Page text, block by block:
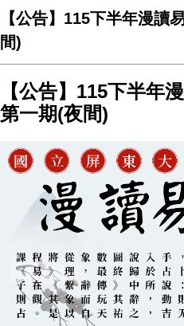
【公告】115下半年漫讀
間)
【公告】115下半年
第一期(夜間)